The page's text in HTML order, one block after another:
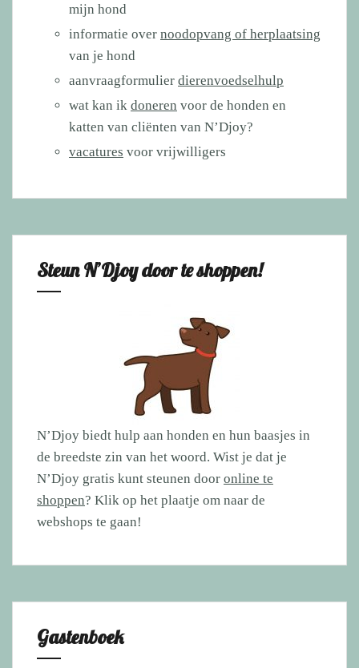
mijn hond
informatie over noodopvang of herplaatsing
van je hond
aanvraagformulier dierenvoedselhulp
wat kan ik doneren voor de honden en
katten van cliënten van N’Djoy?
vacatures voor vrijwilligers
Steun N’Djoy door te shoppen!
N’Djoy biedt hulp aan honden en hun baasjes in
de breedste zin van het woord. Wist je dat je
N’Djoy gratis kunt steunen door online te
shoppen? Klik op het plaatje om naar de
webshops te gaan!
Gastenboek